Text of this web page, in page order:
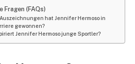
(FAQs)
hat Jennifer Hermoso in
gewonnen?
Jennifer Hermoso junge Sportler?